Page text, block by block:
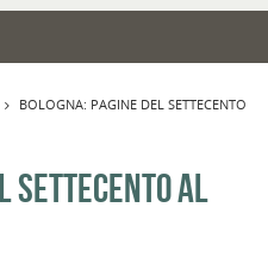
BOLOGNA: PAGINE DEL SETTECENTO
SETTECENTO AL